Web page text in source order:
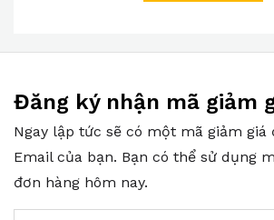
Đăng ký nhận mã giảm
Ngay lập tức sẽ có một mã giảm giá
Email của bạn. Bạn có thể sử dụng
đơn hàng hôm nay.